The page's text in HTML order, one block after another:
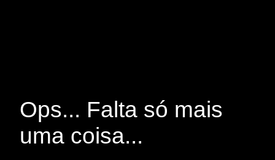
Ops... Falta só mais
uma coisa...